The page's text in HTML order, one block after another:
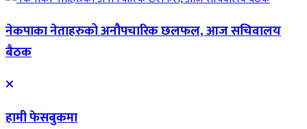
नेकपाका नेताहरुको अनौपचारिक छलफल, आज सचिवालय
बैठक
हामी फेसबुकमा